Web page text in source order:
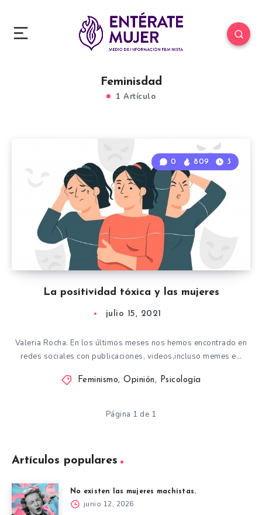
Feminisdad
1 Artículo
La positividad tóxica y las mujeres
0 809 3
julio 15, 2021
Valeria Rocha. En los últimos meses nos hemos encontrado en
redes sociales con publicaciones, videos,incluso memes e…
Feminismo,Opinión, Psicología
Página 1 de 1
Artículos populares
No existen las mujeres machistas.
junio 12, 2026